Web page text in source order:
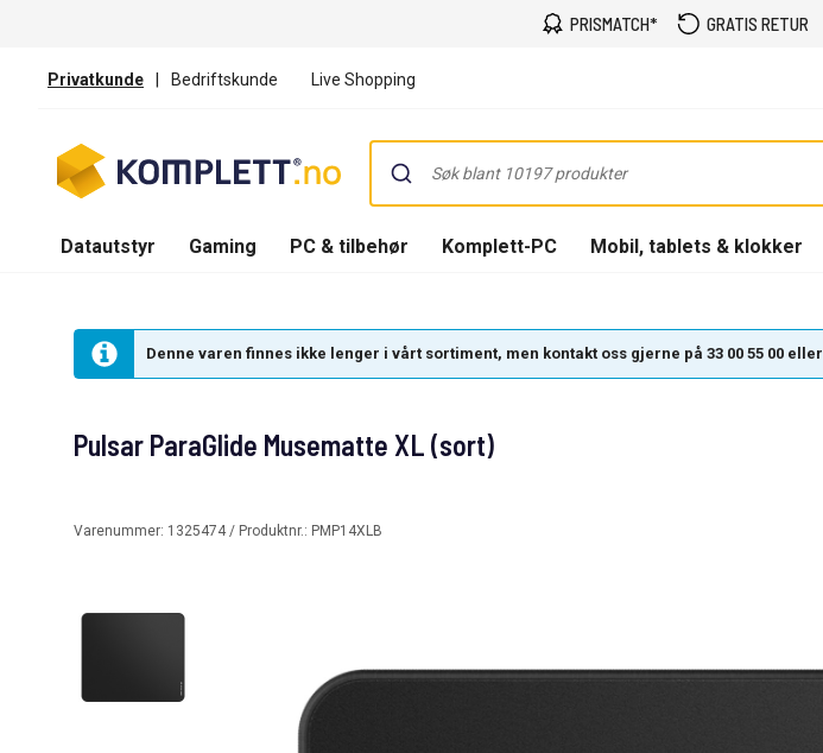
PRISMATCH* GRATIS RETUR
Privatkunde | Bedriftskunde Live Shopping
Datautstyr Gaming PC & tilbehør Komplett-PC Mobil, tablets & klokker
Denne varen finnes ikke lenger i vårt sortiment, men kontakt oss gjerne på 33 00 55 00 eller
Pulsar ParaGlide Musematte XL (sort)
Varenummer: 1325474 / Produktnr.: PMP14XLB